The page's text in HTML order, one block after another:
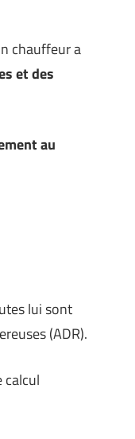
chauffeur a
et des
au
lui sont
(ADR).
calcul